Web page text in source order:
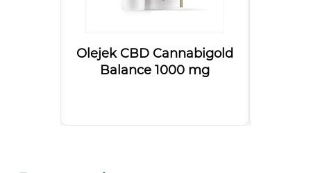
Olejek CBD Cannabigold
Balance 1000 mg